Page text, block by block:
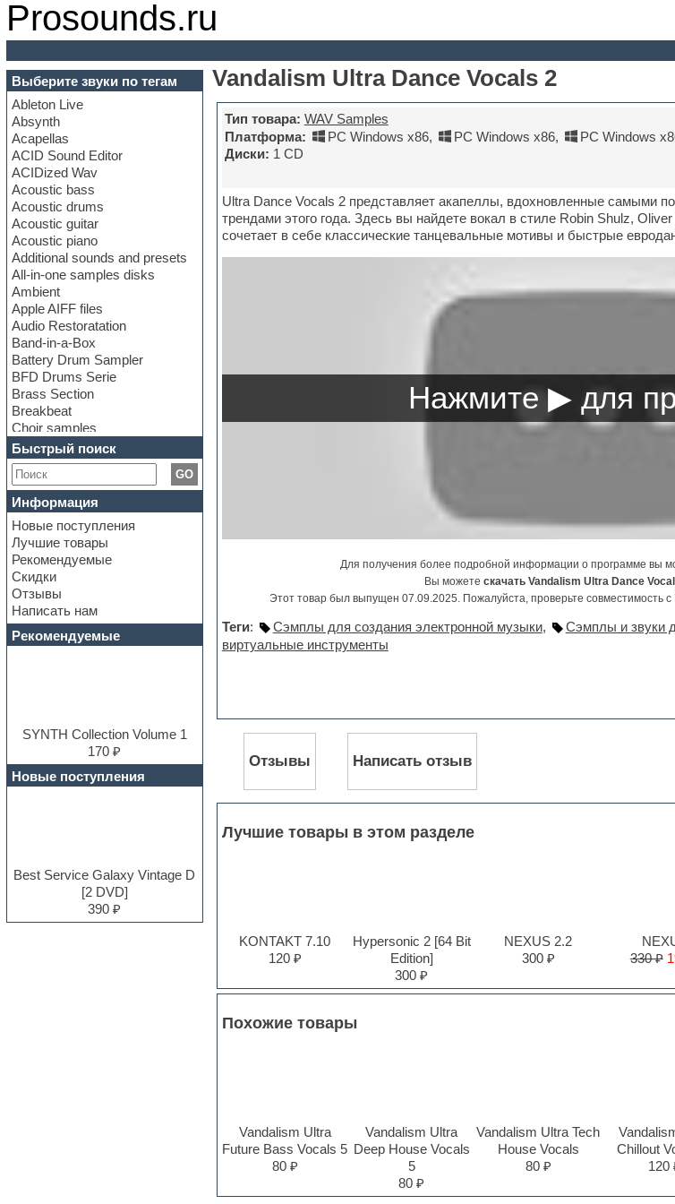
Prosounds.ru
Выберите звуки по тегам
Ableton Live
Absynth
Acapellas
ACID Sound Editor
ACIDized Wav
Acoustic bass
Acoustic drums
Acoustic guitar
Acoustic piano
Additional sounds and presets
All-in-one samples disks
Ambient
Apple AIFF files
Audio Restoratation
Band-in-a-Box
Battery Drum Sampler
BFD Drums Serie
Brass Section
Breakbeat
Choir samples
Chris Hein Samples
Cinematic samples
Club bass
Club leads
Club sounds
Construction kits
Convolution
Cubase
Dance drums
Dance music production
tutorials
DAW
Disco samples
Dubstep
E-MU Samples
Electric bass
Electric guitar
Experimental
EXS24 Instruments
FL Studio
Быстрый поиск
GO
Информация
Новые поступления
Лучшие товары
Рекомендуемые
Скидки
Отзывы
Написать нам
Рекомендуемые
SYNTH Collection Volume 1
170 ₽
Новые поступления
Best Service Galaxy Vintage D
[2 DVD]
390 ₽
Vandalism Ultra Dance Vocals 2
Тип товара: WAV Samples
Платформа:
PC Windows x86, PC Windows x86, PC Windows
Диски: 1 CD
Ultra Dance Vocals 2 представляет акапеллы, вдохновленные самыми
трендами этого года. Здесь вы найдете вокал в стиле Robin Shulz,
сочетает в себе классические танцевальные мотивы и быстрые
Для получения более подробной информации о программе вы
Вы можетескачать Vandalism Ultra Dance
Этот товар был выпущен 07.09.2025. Пожалуйста, проверьте совместимость
Теги: Сэмплы для создания электронной музыки, Сэмплы и звуки
виртуальные инструменты
Отзывы Написать отзыв
Лучшие товары в этом разделе
KONTAKT 7.10
120 ₽
Hypersonic 2 [64 Bit
Edition]
300 ₽
NEXUS 2.2
300 ₽
330 ₽
Похожие товары
Vandalism Ultra
Future Bass Vocals 5
80 ₽
Vandalism Ultra
Deep House Vocals
5
80 ₽
Vandalism Ultra Tech
House Vocals
80 ₽
Chillout
120